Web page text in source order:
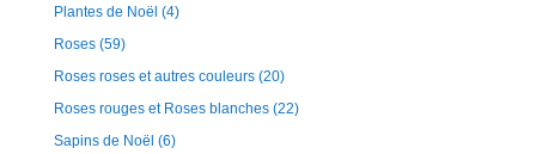
Plantes de Noël (4)
Roses (59)
Roses roses et autres couleurs (20)
Roses rouges et Roses blanches (22)
Sapins de Noël (6)